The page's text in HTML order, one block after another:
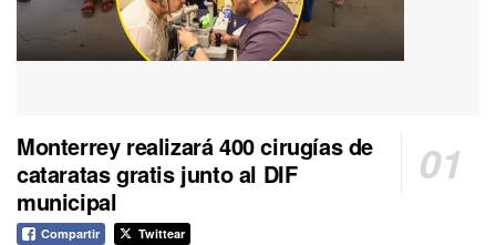
Monterrey realizará 400 cirugías de
cataratas gratis junto al DIF
municipal
Compartir Twittear